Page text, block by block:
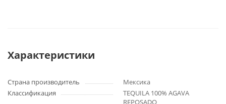
Характеристики
Страна производитель
Мексика
Классификация
TEQUILA 100% AGAVA
REPOSADO